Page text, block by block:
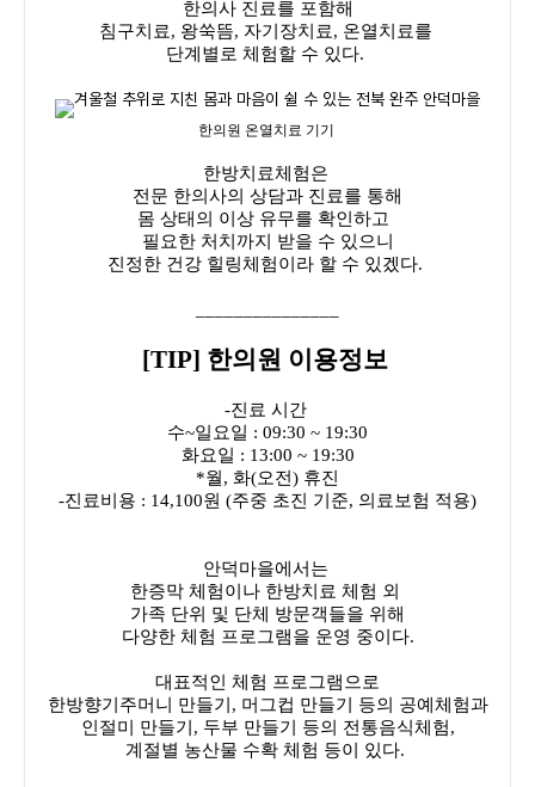
한의사 진료를 포함해
침구치료, 왕쑥뜸, 자기장치료, 온열치료를
단계별로 체험할 수 있다.
한의원 온열치료 기기
한방치료체험은
전문 한의사의 상담과 진료를 통해
몸 상태의 이상 유무를 확인하고
필요한 처치까지 받을 수 있으니
진정한 건강 힐링체험이라 할 수 있겠다.
[TIP] 한의원 이용정보
-진료 시간
수~일요일 : 09:30 ~ 19:30
화요일 : 13:00 ~ 19:30
*월, 화(오전) 휴진
-진료비용 : 14,100원 (주중 초진 기준, 의료보험 적용)
안덕마을에서는
한증막 체험이나 한방치료 체험 외
가족 단위 및 단체 방문객들을 위해
다양한 체험 프로그램을 운영 중이다.
대표적인 체험 프로그램으로
한방향기주머니 만들기, 머그컵 만들기 등의 공예체험과
인절미 만들기, 두부 만들기 등의 전통음식체험,
계절별 농산물 수확 체험 등이 있다.